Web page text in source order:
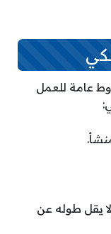
عامة للعمل
يقل طوله عن